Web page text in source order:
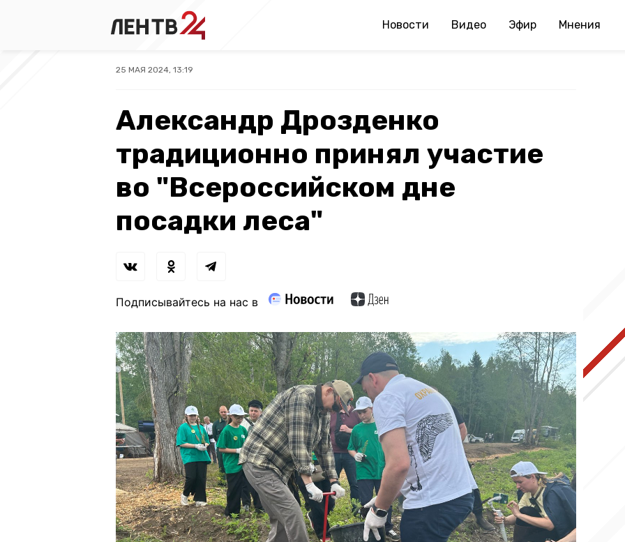
Новости Видео Эфир Мнения
25 МАЯ 2024, 13:19
Александр Дрозденко
традиционно принял участие
во "Всероссийском дне
посадки леса"
Подписывайтесь на нас в